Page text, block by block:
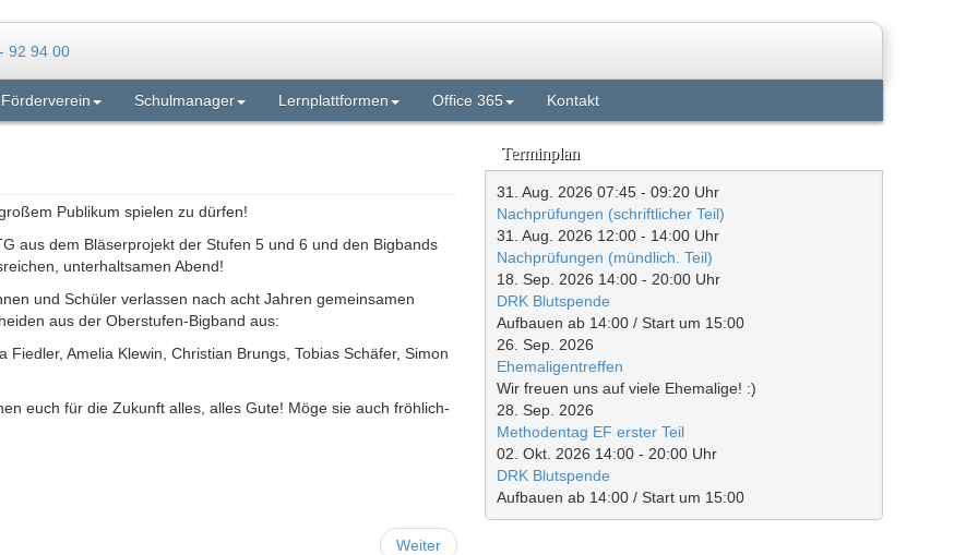
Förderverein Schulmanager Lernplattformen Office 365 Kontakt
Publikum spielen zu dürfen!
aus dem Bläserprojekt der Stufen 5 und 6 und den Bigbands
unterhaltsamen Abend!
und Schüler verlassen nach acht Jahren gemeinsamen
aus der Oberstufen-Bigband aus:
Amelia Klewin, Christian Brungs, Tobias Schäfer, Simon
euch für die Zukunft alles, alles Gute! Möge sie auch fröhlich-
Weiter
Terminplan
31. Aug. 2026 07:45 - 09:20 Uhr
Nachprüfungen (schriftlicher Teil)
31. Aug. 2026 12:00 - 14:00 Uhr
Nachprüfungen (mündlich. Teil)
18. Sep. 2026 14:00 - 20:00 Uhr
DRK Blutspende
Aufbauen ab 14:00 / Start um 15:00
26. Sep. 2026
Ehemaligentreffen
Wir freuen uns auf viele Ehemalige! :)
28. Sep. 2026
Methodentag EF erster Teil
02. Okt. 2026 14:00 - 20:00 Uhr
DRK Blutspende
Aufbauen ab 14:00 / Start um 15:00